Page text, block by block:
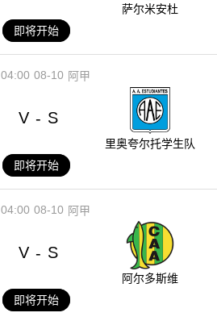
萨尔米安杜
即将开始
08-10
04:00 阿甲
V - S
里奥夸尔托学生队
即将开始
08-10
04:00 阿甲
V - S
阿尔多斯维
即将开始